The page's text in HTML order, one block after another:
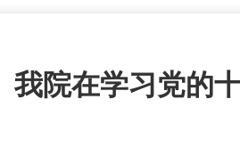
我院在学习党的